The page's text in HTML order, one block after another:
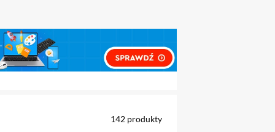
element 1 z 2
142 produkty